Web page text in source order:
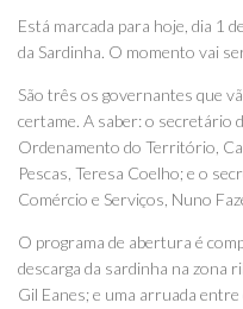
Está marcada para hoje, dia 1
da Sardinha. O momento vai
São três os governantes que
certame. A saber: o secretário
Ordenamento do Território,
Pescas, Teresa Coelho; e o
Comércio e Serviços, Nuno
O programa de abertura é
descarga da sardinha na zona
Gil Eanes; e uma arruada